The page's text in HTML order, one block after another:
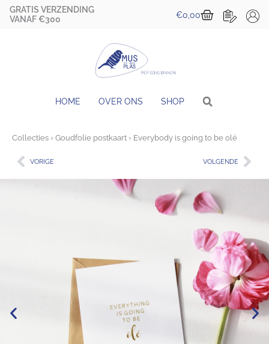
naar
GRATIS VERZENDING
VANAF €300
€0,00
HOME OVER ONS SHOP
Collecties › Goudfolie postkaart › Everybody is going to be olé
Vorige
VORIGE VOLGENDE